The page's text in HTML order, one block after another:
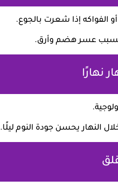
الفواكه إذا شعرت بالجوع.
تسبب عسر هضم وأرق.
النهار يحسن جودة النوم ليلًا.